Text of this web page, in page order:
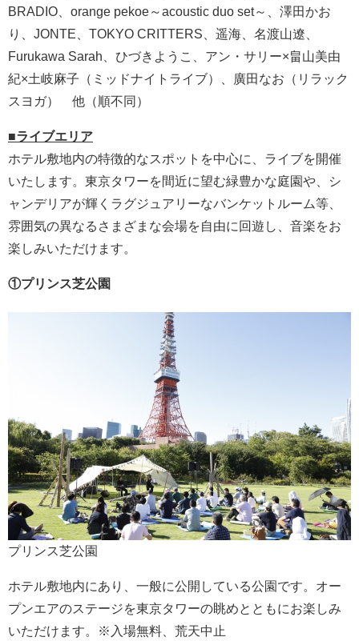
BRADIO、orange pekoe～acoustic duo set～、澤田かお
り、JONTE、TOKYO CRITTERS、遥海、名渡山遼、
Furukawa Sarah、ひづきようこ、アン・サリー×畠山美由
紀×土岐麻子（ミッドナイトライブ）、廣田なお（リラック
スヨガ） 他（順不同）
■ライブエリア
ホテル敷地内の特徴的なスポットを中心に、ライブを開催
いたします。東京タワーを間近に望む緑豊かな庭園や、シ
ャンデリアが輝くラグジュアリーなバンケットルーム等、
雰囲気の異なるさまざまな会場を自由に回遊し、音楽をお
楽しみいただけます。
①プリンス芝公園
プリンス芝公園
ホテル敷地内にあり、一般に公開している公園です。オー
プンエアのステージを東京タワーの眺めとともにお楽しみ
いただけます。※入場無料、荒天中止